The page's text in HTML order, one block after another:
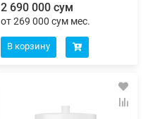
2 690 000 сум
от 269 000 сум мес.
В корзину